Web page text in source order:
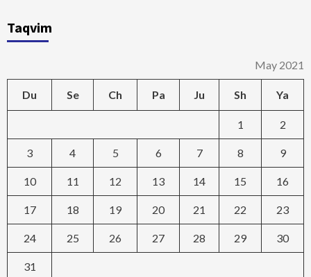
Taqvim
May 2021
Du Se Ch Pa Ju Sh Ya
1 2
3 4 5 6 7 8 9
10 11 12 13 14 15 16
17 18 19 20 21 22 23
24 25 26 27 28 29 30
31